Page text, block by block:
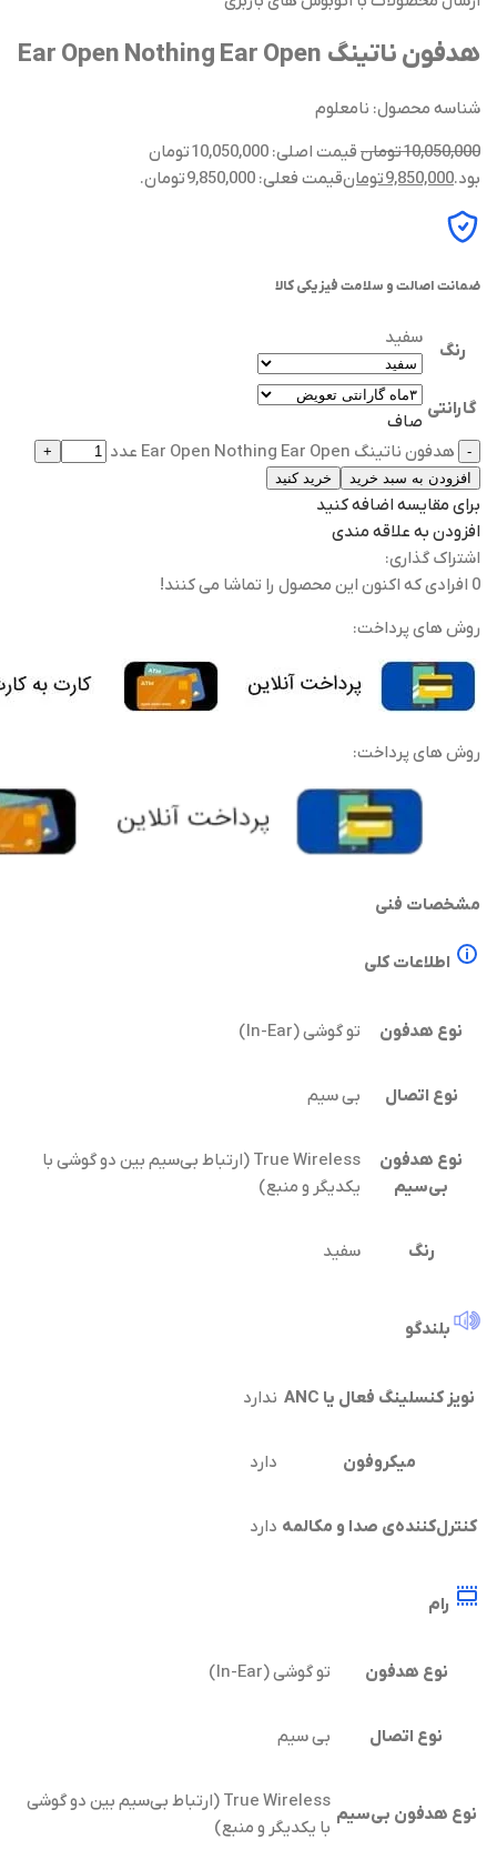
هدفون ناتینگ Ear Open Nothing Ear Open
شناسه محصول: نامعلوم
10,050,000تومان
قیمت اصلی: 10,050,000 تومان
بود.9,850,000تومانقیمت فعلی: 9,850,000 تومان.
ضمانت اصالت و سلامت فیزیکی کالا
رنگ
سفید
گارانتی
صاف
هدفون ناتینگ Ear Open Nothing Ear Open عدد
افزودن به سبد خرید خرید کنید
برای مقایسه اضافه کنید
افزودن به علاقه مندی
اشتراک گذاری:
0 افرادی که اکنون این محصول را تماشا می کنند!
روش های پرداخت:
روش های پرداخت:
مشخصات فنی
اطلاعات کلی
نوع هدفون تو گوشی (In-Ear)
نوع اتصال بی سیم
نوع هدفون
بی‌سیم
True Wireless (ارتباط بی‌سیم بین دو گوشی با
یکدیگر و منبع)
رنگ سفید
بلندگو
نویز کنسلینگ فعال یا ANC ندارد
میکروفون دارد
کنترل‌کننده‌ی صدا و مکالمه دارد
رام
نوع هدفون تو گوشی (In-Ear)
نوع اتصال بی سیم
نوع هدفون بی‌سیم
True Wireless (ارتباط بی‌سیم بین دو گوشی
با یکدیگر و منبع)